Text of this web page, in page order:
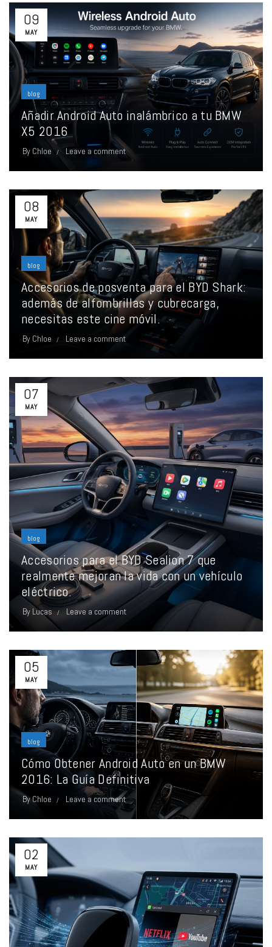
09
MAY
blog
Añadir Android Auto inalámbrico a tu BMW
X5 2016
By Chloe Leave a comment
08
MAY
blog
Accesorios de posventa para el BYD Shark:
además de alfombrillas y cubrecarga,
necesitas este cine móvil.
By Chloe Leave a comment
07
MAY
blog
Accesorios para el BYD Sealion 7 que
realmente mejoran la vida con un vehículo
eléctrico.
By Lucas Leave a comment
05
MAY
blog
Cómo Obtener Android Auto en un BMW
2016: La Guía Definitiva
ByChloe Leave a comment
02
MAY